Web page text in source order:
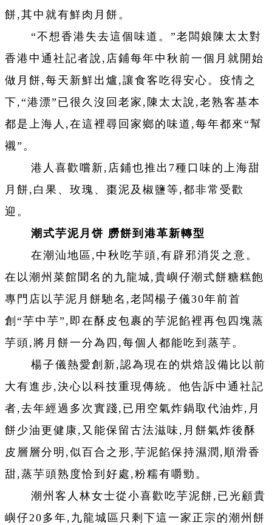
餅,其中就有鮮肉月餅。
“不想香港失去這個味道。”老闆娘陳太太對
香港中通社記者說,店鋪每年中秋前一個月就開始
做月餅,每天新鮮出爐,讓食客吃得安心。疫情之
下,“港漂”已很久沒回老家,陳太太說,老熟客基本
都是上海人,在這裡尋回家鄉的味道,每年都來“幫
襯”。
港人喜歡嚐新,店鋪也推出7種口味的上海甜
月餅,白果、玫瑰、棗泥及椒鹽等,都非常受歡
迎。
潮式芋泥月饼 朥餅到港革新轉型
在潮汕地區,中秋吃芋頭,有辟邪消災之意。
在以潮州菜館聞名的九龍城,貴嶼仔潮式餅糖糕飽
專門店以芋泥月餅馳名,老闆楊子儀30年前首
創“芋中芋”,即在酥皮包裹的芋泥餡裡再包四塊蒸
芋頭,將月餅一分為四,每個人都能吃到蒸芋。
楊子儀熱愛創新,認為現在的烘焙設備比以前
大有進步,決心以科技重現傳統。他告訴中通社記
者,去年經過多次實踐,已用空氣炸鍋取代油炸,月
餅少油更健康,又能保留古法滋味,月餅氣炸後酥
皮層層分明,似百合之形,芋泥餡保持濕潤,順滑香
甜,蒸芋頭熟度恰到好處,粉糯有嚼勁。
潮州客人林女士從小喜歡吃芋泥餅,已光顧貴
嶼仔20多年,九龍城區只剩下這一家正宗的潮州餅